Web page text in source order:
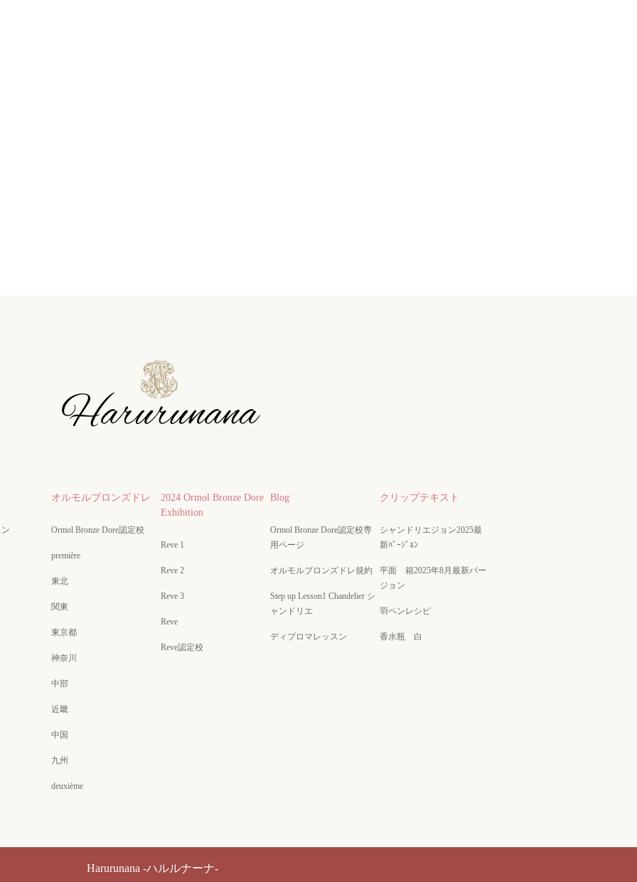
オルモルブロンズドレ
Ormol Bronze Dore認定校
première
東北
関東
東京都
神奈川
中部
近畿
中国
九州
deuxième
2024 Ormol Bronze Dore
Exhibition
Reve 1
Reve 2
Reve 3
Reve
Reve認定校
Blog
Ormol Bronze Dore認定校専
用ページ
オルモルブロンズドレ規約
Step up Lesson1 Chandelier シ
ャンドリエ
ディプロマレッスン
クリップテキスト
シャンドリエジョン2025最
新ﾊﾞｰｼﾞｮﾝ
平面 箱2025年8月最新バー
ジョン
羽ペンレシピ
香水瓶 白
Harurunana -ハルルナーナ-